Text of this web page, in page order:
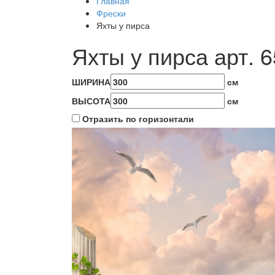
Фрески
Яхты у пирса
Яхты у пирса арт.
ШИРИНА
см
ВЫСОТА
см
Отразить по горизонтали